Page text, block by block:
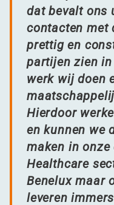
dat bevalt ons
contacten met
prettig en
partijen zien
werk wij doen
Hierdoor
en kunnen we
maken in
Healthcare
Benelux maar
leveren